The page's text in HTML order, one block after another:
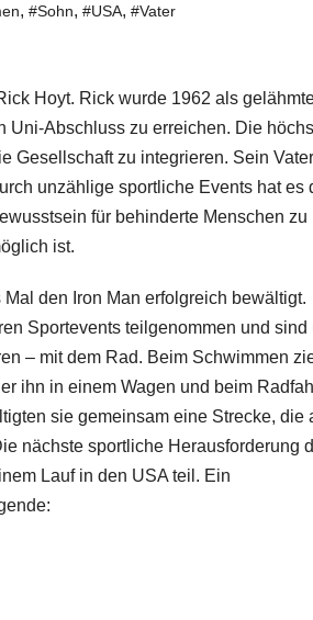
, #Sohn, #USA, #Vater
Hoyt. Rick wurde 1962 als
Uni-Abschluss zu erreichen. Die
Gesellschaft zu integrieren. Sein Vater
unzählige sportliche Events hat es
für behinderte Menschen zu
ist.
den Iron Man erfolgreich bewältigt.
Sportevents teilgenommen und sind
– mit dem Rad. Beim Schwimmen
ihn in einem Wagen und beim
sie gemeinsam eine Strecke, die
nächste sportliche Herausforderung
Lauf in den USA teil. Ein